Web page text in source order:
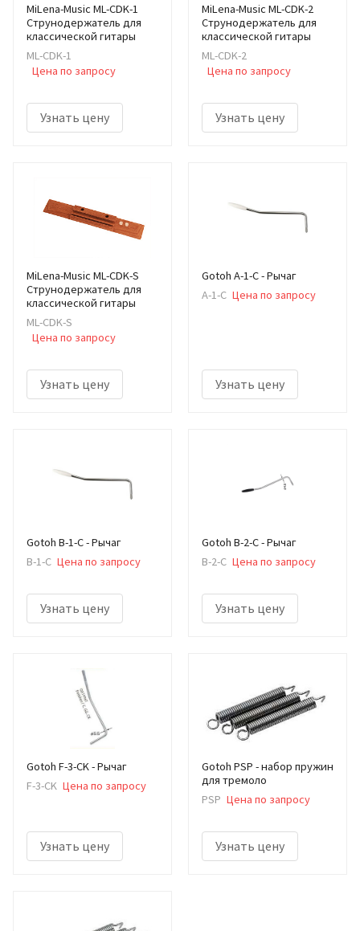
MiLena-Music ML-CDK-1
Струнодержатель для
классической гитары
ML-CDK-1
Цена по запросу
Узнать цену
MiLena-Music ML-CDK-2
Струнодержатель для
классической гитары
ML-CDK-2
Цена по запросу
Узнать цену
MiLena-Music ML-CDK-S
Струнодержатель для
классической гитары
ML-CDK-S
Цена по запросу
Узнать цену
Gotoh A-1-C - Рычаг
A-1-C Цена по запросу
Узнать цену
Gotoh B-1-C - Рычаг
B-1-C Цена по запросу
Узнать цену
Gotoh B-2-C - Рычаг
B-2-C Цена по запросу
Узнать цену
Gotoh F-3-CK - Рычаг
F-3-CK Цена по запросу
Узнать цену
Gotoh PSP - набор пружин
для тремоло
PSP Цена по запросу
Узнать цену